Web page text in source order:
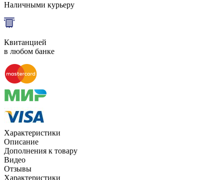
Наличными курьеру
Квитанцией
в любом банке
Характеристики
Описание
Дополнения к товару
Видео
Отзывы
Характеристики